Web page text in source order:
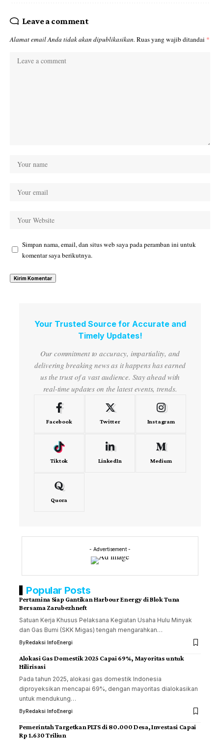
Leave a comment
Alamat email Anda tidak akan dipublikasikan. Ruas yang wajib ditandai *
Simpan nama, email, dan situs web saya pada peramban ini untuk
komentar saya berikutnya.
Your Trusted Source for Accurate and
Timely Updates!
Our commitment to accuracy, impartiality, and
delivering breaking news as it happens has earned
us the trust of a vast audience. Stay ahead with
real-time updates on the latest events, trends.
Facebook Twitter Instagram
Tiktok LinkedIn Medium
Quora
- Advertisement -
Popular Posts
Pertamina Siap Gantikan Harbour Energy di Blok Tuna
Bersama Zarubezhneft
Satuan Kerja Khusus Pelaksana Kegiatan Usaha Hulu Minyak
dan Gas Bumi (SKK Migas) tengah mengarahkan…
ByRedaksi InfoEnergi
Alokasi Gas Domestik 2025 Capai 69%, Mayoritas untuk
Hilirisasi
Pada tahun 2025, alokasi gas domestik Indonesia
diproyeksikan mencapai 69%, dengan mayoritas dialokasikan
untuk mendukung…
ByRedaksi InfoEnergi
Pemerintah Targetkan PLTS di 80.000 Desa, Investasi Capai
Rp 1.630 Triliun